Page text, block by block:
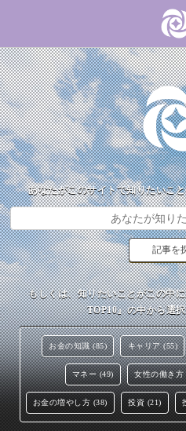
あなたがこのサイトで知りたいこ
もしくは、知りたいことがこの中
TOP10』の中から選
お金の知識 (85) キャリア (55)
マネー (49) 女性の働き方
お金の増やし方 (38) 投資 (21)